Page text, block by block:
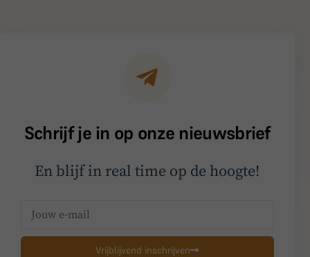
Schrijf je in op onze nieuwsbrief
En blijf in real time op de hoogte!
Vrijblijvend inschrijven